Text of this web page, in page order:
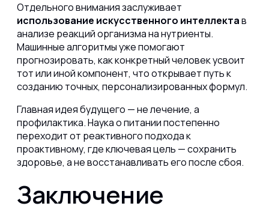
Отдельного внимания заслуживает
использование искусственного интеллектав
анализе реакций организма на нутриенты.
Машинные алгоритмы уже помогают
прогнозировать, как конкретный человек усвоит
тот или иной компонент, что открывает путь к
созданию точных, персонализированных формул.
Главная идея будущего — не лечение, а
профилактика. Наука о питании постепенно
переходит от реактивного подхода к
проактивному, где ключевая цель — сохранить
здоровье, а не восстанавливать его после сбоя.
Заключение